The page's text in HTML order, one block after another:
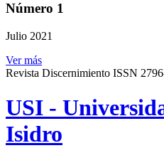
Número 1
Julio 2021
Ver más
Revista Discernimiento ISSN
USI -
Isidro